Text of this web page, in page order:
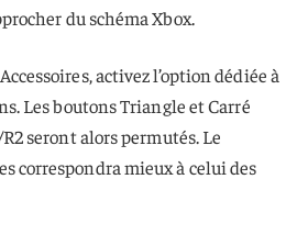
du schéma Xbox.
activez l’option dédiée à
Les boutons Triangle et Carré
seront alors permutés. Le
correspondra mieux à celui des